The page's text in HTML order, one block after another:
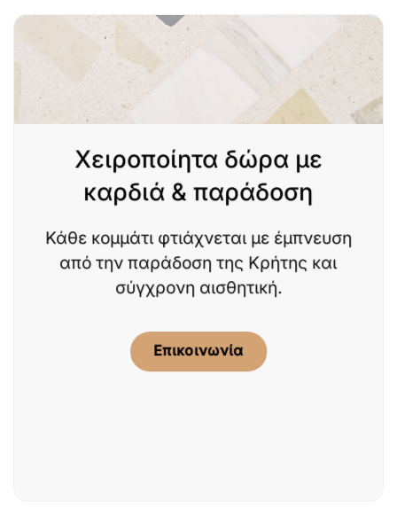
Χειροποίητα δώρα με
καρδιά & παράδοση
Κάθε κομμάτι φτιάχνεται με έμπνευση
από την παράδοση της Κρήτης και
σύγχρονη αισθητική.
Επικοινωνία